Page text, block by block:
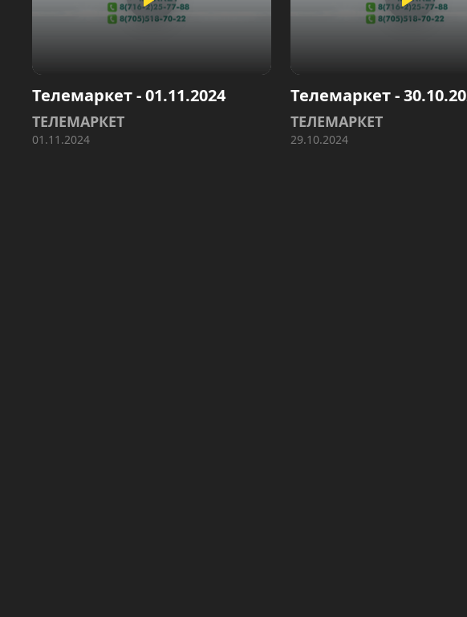
Телемаркет - 01.11.2024
ТЕЛЕМАРКЕТ
01.11.2024
Телемаркет -
ТЕЛЕМАРКЕТ
29.10.2024